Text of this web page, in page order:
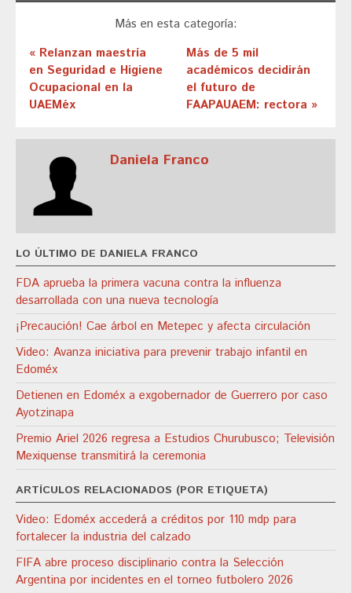
Más en esta categoría:
« Relanzan maestría
en Seguridad e Higiene
Ocupacional en la
UAEMéx
Más de 5 mil
académicos decidirán
el futuro de
FAAPAUAEM: rectora »
Daniela Franco
LO ÚLTIMO DE DANIELA FRANCO
FDA aprueba la primera vacuna contra la influenza
desarrollada con una nueva tecnología
¡Precaución! Cae árbol en Metepec y afecta circulación
Video: Avanza iniciativa para prevenir trabajo infantil en
Edoméx
Detienen en Edoméx a exgobernador de Guerrero por caso
Ayotzinapa
Premio Ariel 2026 regresa a Estudios Churubusco; Televisión
Mexiquense transmitirá la ceremonia
ARTÍCULOS RELACIONADOS (POR ETIQUETA)
Video: Edoméx accederá a créditos por 110 mdp para
fortalecer la industria del calzado
FIFA abre proceso disciplinario contra la Selección
Argentina por incidentes en el torneo futbolero 2026